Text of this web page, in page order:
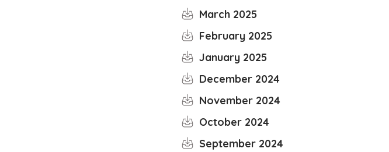
March 2025
February 2025
January 2025
December 2024
November 2024
October 2024
September 2024